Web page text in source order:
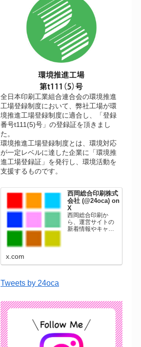
全日本印刷工業組合連合会の環境推進
工場登録制度において、弊社工場が環
境推進工場登録制度に適合し、「登録
番号t111(5)号」の登録証を頂きまし
た。
環境推進工場登録制度とは、環境対応
が一定レベルに達した企業に「環境推
進工場登録証」を発行し、環境活動を
支援するものです。
西岡総合印刷株式
会社 (@24oca) on
X
西岡総合印刷か
ら、運営サイトの
新着情報やキャン
ています。
x.com
Tweets by 24oca